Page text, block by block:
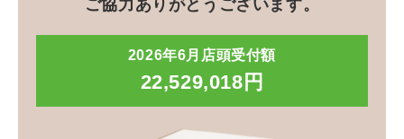
ご協力ありがとうございます。
2026年6月店頭受付額
22,529,018円